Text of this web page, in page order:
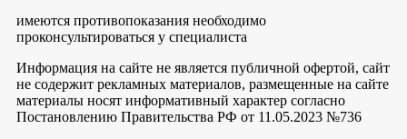
имеются противопоказания необходимо
проконсультироваться у специалиста
Информация на сайте не является публичной офертой, сайт
не содержит рекламных материалов, размещенные на сайте
материалы носят информативный характер согласно
Постановлению Правительства РФ от 11.05.2023 №736